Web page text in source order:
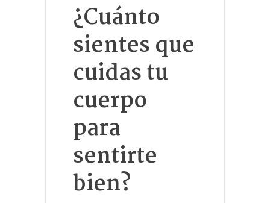
Contáctame
Blog
¿Cuánto
sientes que
cuidas tu
cuerpo
para
sentirte
bien?